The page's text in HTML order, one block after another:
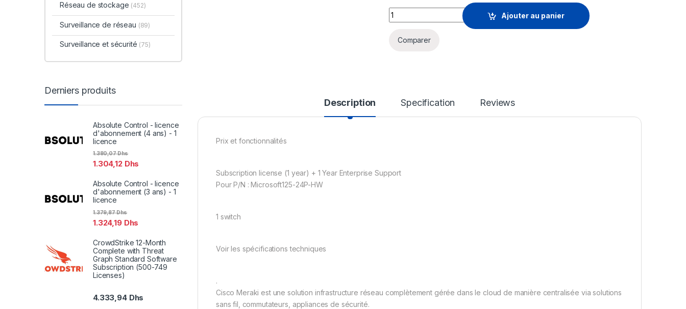
Cisco Meraki Enterprise - licence d'abonnement (1 an) + 1 Year Enterprise Support
Ajouter au panier
Comparer
Description Specification Reviews
Prix et fonctionnalités
Subscription license (1 year) + 1 Year Enterprise Support
Pour P/N : Microsoft125-24P-HW
1 switch
Voir les spécifications techniques
.
Cisco Meraki est une solution infrastructure réseau complètement gérée dans le cloud de manière centralisée via solutions
sans fil, commutateurs, appliances de sécurité.
Réseau de stockage (452)
Surveillance de réseau (89)
Surveillance et sécurité (75)
Derniers produits
Absolute Control - licence
d'abonnement (4 ans) - 1
licence
1.304,12 Dhs
1.380,07Dhs
Absolute Control - licence
d'abonnement (3 ans) - 1
licence
1.324,19 Dhs
1.379,87Dhs
CrowdStrike 12-Month
Complete with Threat
Graph Standard Software
Subscription (500-749
Licenses)
4.333,94 Dhs